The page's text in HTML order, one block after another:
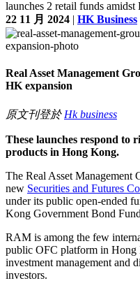
launches 2 retail funds
22 11 月 2024 | HK Business
Real Asset Management
HK expansion
原文刊登於 Hk business
These launches respond to
products in Hong Kong.
The Real Asset
new Securities and Futures
under its public open-ended
Kong Government Bond
RAM is among the few
public OFC platform in Hong
investment management and
investors.